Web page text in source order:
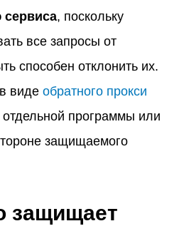
сервиса, поскольку
все запросы от
способен отклонить их.
виде обратного прокси
программы или
защищаемого
защищает